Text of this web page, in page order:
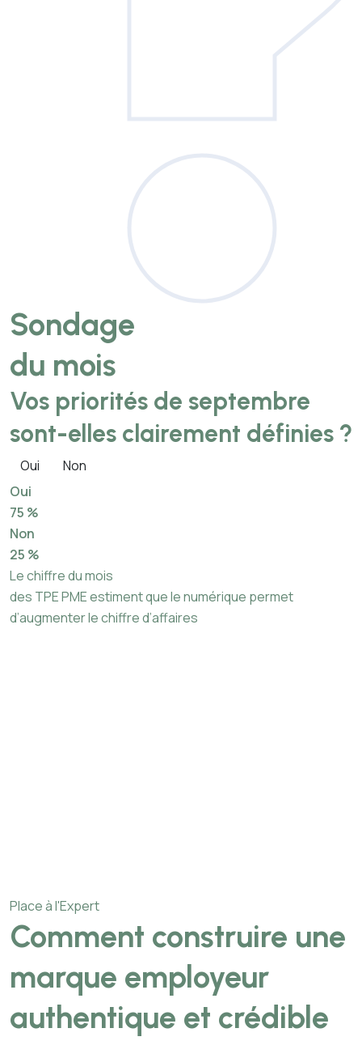
Sondage
du mois
Vos priorités de septembre
sont-elles clairement définies ?
Oui
Non
Oui
75 %
Non
25 %
Le chiffre du mois
des TPE PME estiment que le numérique permet
d’augmenter le chiffre d’affaires
Place à l'Expert
Comment construire une
marque employeur
authentique et crédible